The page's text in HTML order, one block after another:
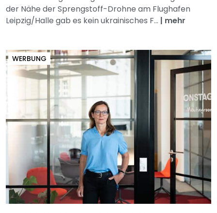
der Nähe der Sprengstoff-Drohne am Flughafen
Leipzig/Halle gab es kein ukrainisches F... | mehr
WERBUNG